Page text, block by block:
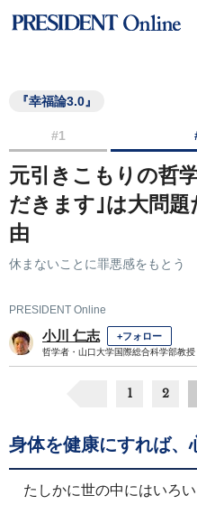
『幸福論3.0』
#1
元引きこもりの哲
だきます｣は大問
由
休まないことに罪悪感をもとう
PRESIDENT Online
小川 仁志 +フォロー
哲学者・山口大学国際総合科学部教授
1 2
身体を健康にすれば、
たしかに世の中にはいろ